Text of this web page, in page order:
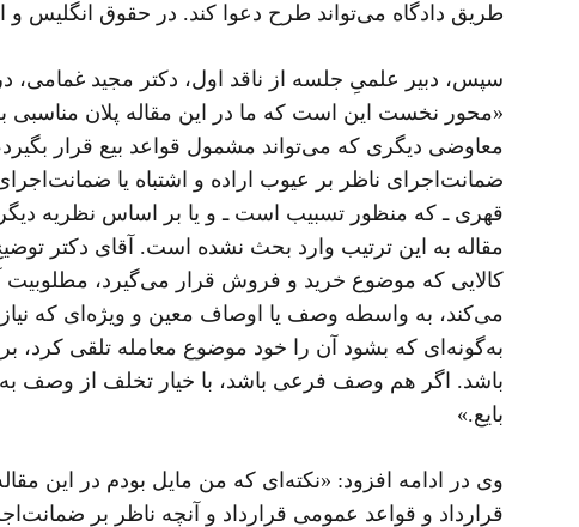
طریق دادگاه می‌تواند طرح دعوا کند. در حقوق انگلیس
سپس، دبیر علمیِ جلسه از ناقد اول، دکتر مجید
«محور نخست این است که ما در این مقاله پلان مناسبی
معاوضی دیگری که می‌تواند مشمول قواعد بیع قرار
ضمانت‌اجرای ناظر بر عیوب اراده و اشتباه یا
قهری ـ که منظور تسبیب است ـ و یا بر اساس نظریه
مقاله به این ترتیب وارد بحث نشده است. آقای دکتر
کالایی که موضوع خرید و فروش قرار می‌گیرد، مطلوبیت
می‌کند، به واسطه وصف یا اوصاف معین و ویژه‌ای که
باشد. اگر هم وصف فرعی باشد، با خیار تخلف از وصف به
بایع.»
وی در ادامه افزود: «نکته‌ای که من مایل بودم در این
قرارداد و قواعد عمومی قرارداد و آنچه ناظر بر